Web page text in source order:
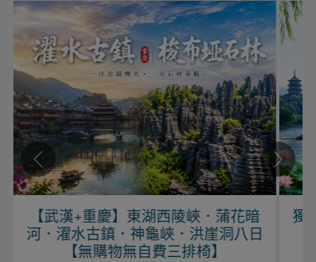
湖西陵峽．蒲花暗
龜峽．洪崖洞八日
自費三排椅】
獨愛江南・杭州西湖
浦江遊船六日【無